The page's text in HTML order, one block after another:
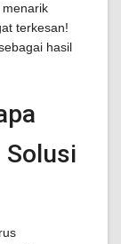
terkesan!
hasil
Solusi